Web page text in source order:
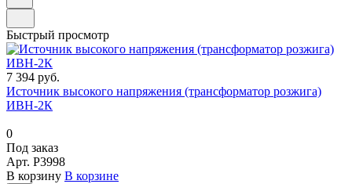
Быстрый просмотр
7 394 руб.
Источник высокого напряжения (трансформатор розжига)
ИВН-2К
0
Под заказ
Арт. P3998
В корзину В корзине